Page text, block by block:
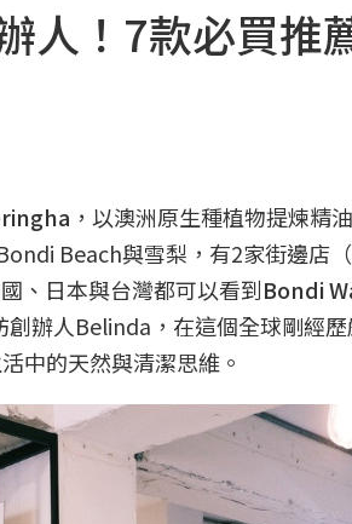
人！7款必買推
，以澳洲原生種植物提煉精
Beach與雪梨，有2家街邊店
、日本與台灣都可以看到Bondi
辦人Belinda，在這個全球剛經
中的天然與清潔思維。